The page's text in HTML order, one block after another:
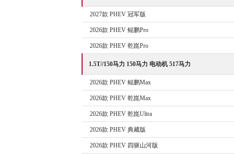
2027款 PHEV 冠军版
2026款 PHEV 鲲鹏Pro
2026款 PHEV 乾崑Pro
1.5T//150马力 150马力 电动机 517马力
2026款 PHEV 鲲鹏Max
2026款 PHEV 乾崑Max
2026款 PHEV 乾崑Ultra
2026款 PHEV 典藏版
2026款 PHEV 四驱山河版